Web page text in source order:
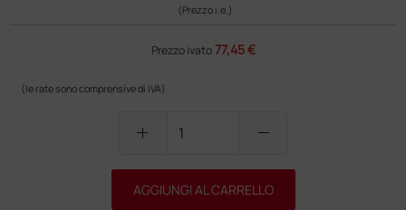
(Prezzo i.e.)
Prezzo ivato 77,45 €
(le rate sono comprensive di IVA)
add remove
AGGIUNGI AL CARRELLO